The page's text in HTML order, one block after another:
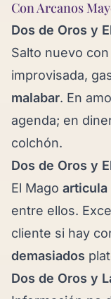
Con Arcanos
Dos de Oros y
Salto nuevo con
improvisada,
malabar. En
agenda; en
colchón.
Dos de Oros y
El Mago articula
entre ellos.
cliente si hay
demasiados
Dos de Oros y